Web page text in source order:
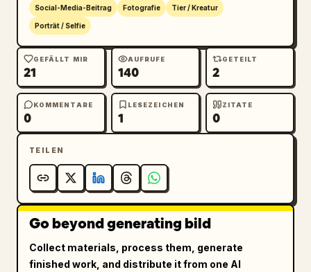
Social-Media-Beitrag Fotografie Tier / Kreatur
Porträt / Selfie
GEFÄLLT MIR
21
AUFRUFE
140
GETEILT
2
KOMMENTARE
0
LESEZEICHEN
1
ZITATE
0
TEILEN
Go beyond generating bild
Collect materials, process them, generate
finished work, and distribute it from one AI